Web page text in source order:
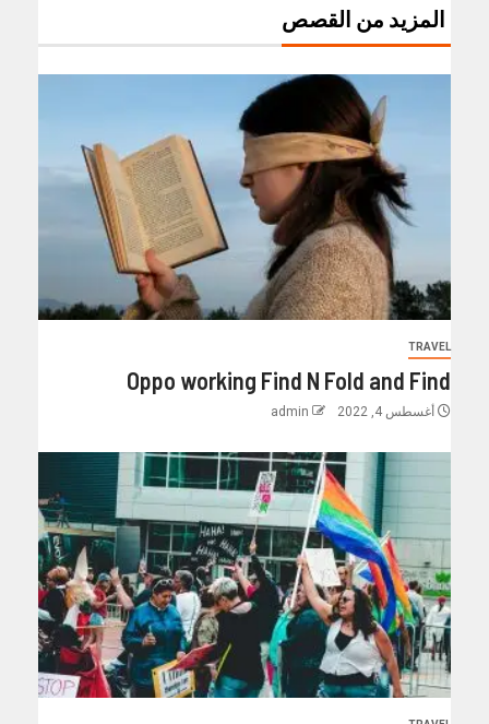
المزيد من القصص
TRAVEL
Oppo working Find N Fold and Find
أغسطس 4, 2022 admin